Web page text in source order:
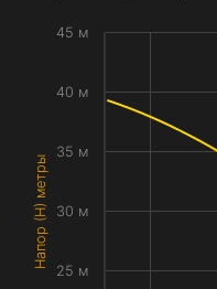
Напор (H) метры
25 м
30 м
35 м
40 м
45 м